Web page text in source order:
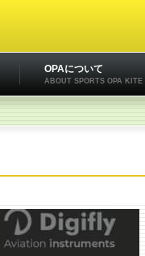
OPAについて
ABOUT SPORTS OPA KITE